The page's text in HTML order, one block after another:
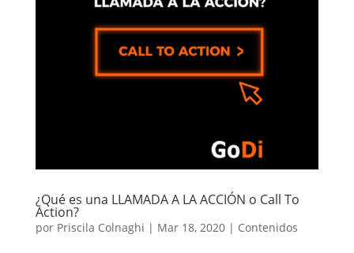
¿Qué es una LLAMADA A LA ACCIÓN o Call To
Action?
por Priscila Colnaghi | Mar 18, 2020| Contenidos